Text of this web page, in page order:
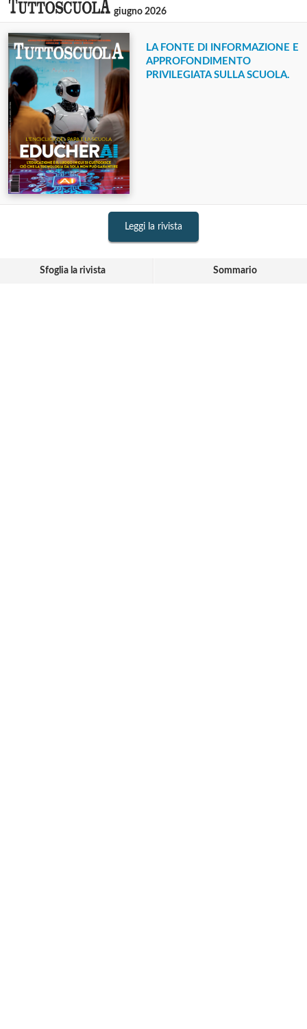
giugno 2026
LA FONTE DI INFORMAZIONE E
APPROFONDIMENTO
PRIVILEGIATA SULLA SCUOLA.
Leggi la rivista
Sfoglia la rivista Sommario